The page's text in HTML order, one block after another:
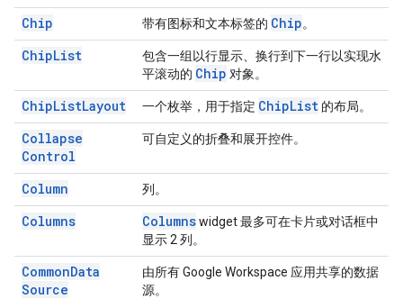
Chip 带有图标和文本标签的 Chip。
ChipList
包含一组以行显示、换行到下一行以实现水
平滚动的 Chip 对象。
ChipListLayout 一个枚举，用于指定 ChipList 的布局。
Collapse
Control
可自定义的折叠和展开控件。
Column 列。
Columns Columnswidget 最多可在卡片或对话框中
显示 2 列。
CommonData
Source
由所有 Google Workspace 应用共享的数据
源。